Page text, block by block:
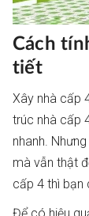
Cách
tiết
Xây nhà cấp
trúc nhà cấp
nhanh.
mà vẫn thật
cấp 4 thì bạn